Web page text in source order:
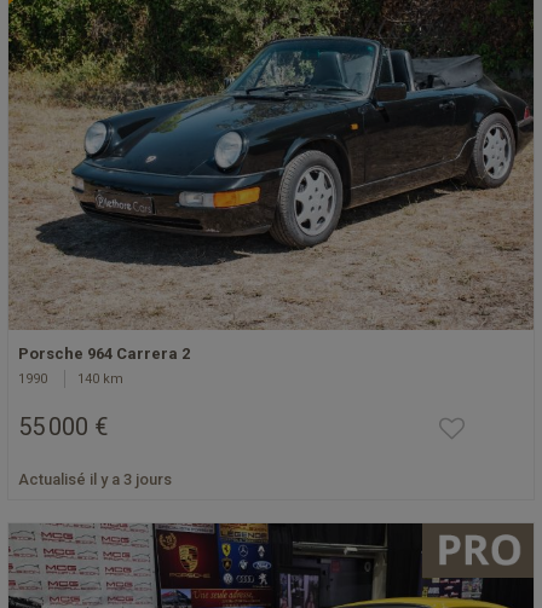
Porsche 964 Carrera 2
1990 140 km
55 000 €
Actualisé il y a 3 jours